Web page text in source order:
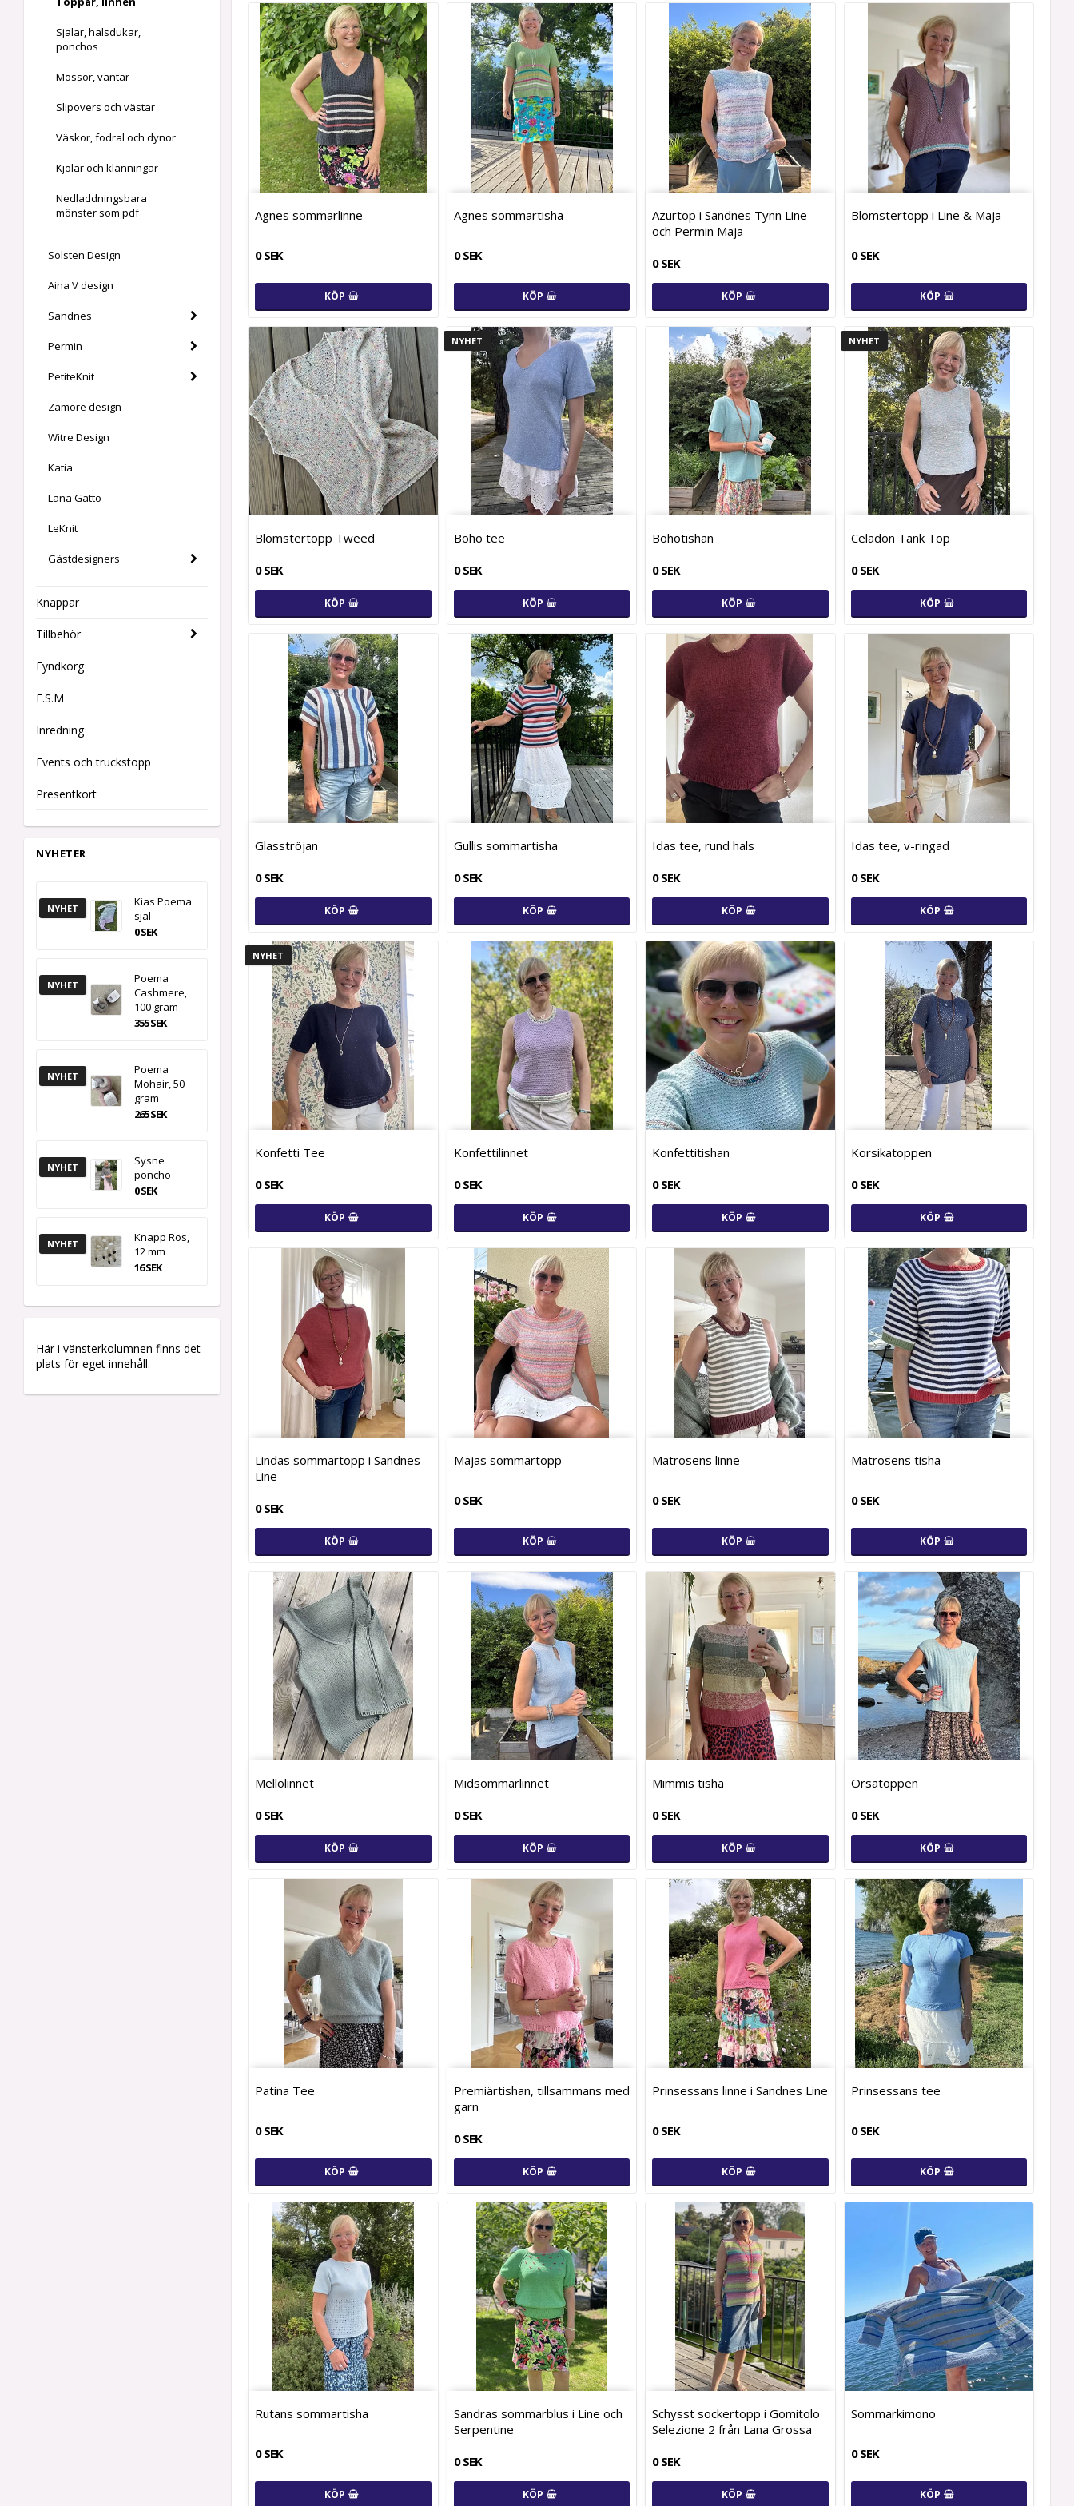
Sjalar, halsdukar,
ponchos
Mössor, vantar
Slipovers och västar
Väskor, fodral och dynor
Kjolar och klänningar
Nedladdningsbara
mönster som pdf
Solsten Design
Aina V design
Sandnes
Permin
PetiteKnit
Zamore design
Witre Design
Katia
Lana Gatto
LeKnit
Gästdesigners
Knappar
Tillbehör
Fyndkorg
E.S.M
Inredning
Events och truckstopp
Presentkort
NYHETER
NYHET
Kias Poema
sjal
0 SEK
NYHET
Poema
Cashmere,
100 gram
355 SEK
NYHET
Poema
Mohair, 50
gram
265 SEK
NYHET
Sysne
poncho
0 SEK
NYHET
Knapp Ros,
12 mm
16 SEK
Här i vänsterkolumnen finns det
plats för eget innehåll.
Agnes sommarlinne
0 SEK
KÖP
Agnes sommartisha
0 SEK
KÖP
Azurtop i Sandnes Tynn Line
och Permin Maja
0 SEK
KÖP
Blomstertopp i Line & Maja
0 SEK
KÖP
Blomstertopp Tweed
0 SEK
KÖP
NYHET
Boho tee
0 SEK
KÖP
Bohotishan
0 SEK
KÖP
NYHET
Celadon Tank Top
0 SEK
KÖP
Glasströjan
0 SEK
KÖP
Gullis sommartisha
0 SEK
KÖP
Idas tee, rund hals
0 SEK
KÖP
Idas tee, v-ringad
0 SEK
KÖP
NYHET
Konfetti Tee
0 SEK
KÖP
Konfettilinnet
0 SEK
KÖP
Konfettitishan
0 SEK
KÖP
Korsikatoppen
0 SEK
KÖP
Lindas sommartopp i Sandnes
Line
0 SEK
KÖP
Majas sommartopp
0 SEK
KÖP
Matrosens linne
0 SEK
KÖP
Matrosens tisha
0 SEK
KÖP
Mellolinnet
0 SEK
KÖP
Midsommarlinnet
0 SEK
KÖP
Mimmis tisha
0 SEK
KÖP
Orsatoppen
0 SEK
KÖP
Patina Tee
0 SEK
KÖP
Premiärtishan, tillsammans med
garn
0 SEK
KÖP
Prinsessans linne i Sandnes Line
0 SEK
KÖP
Prinsessans tee
0 SEK
KÖP
Rutans sommartisha
0 SEK
KÖP
Sandras sommarblus i Line och
Serpentine
0 SEK
KÖP
Schysst sockertopp i Gomitolo
Selezione 2 från Lana Grossa
0 SEK
KÖP
Sommarkimono
0 SEK
KÖP